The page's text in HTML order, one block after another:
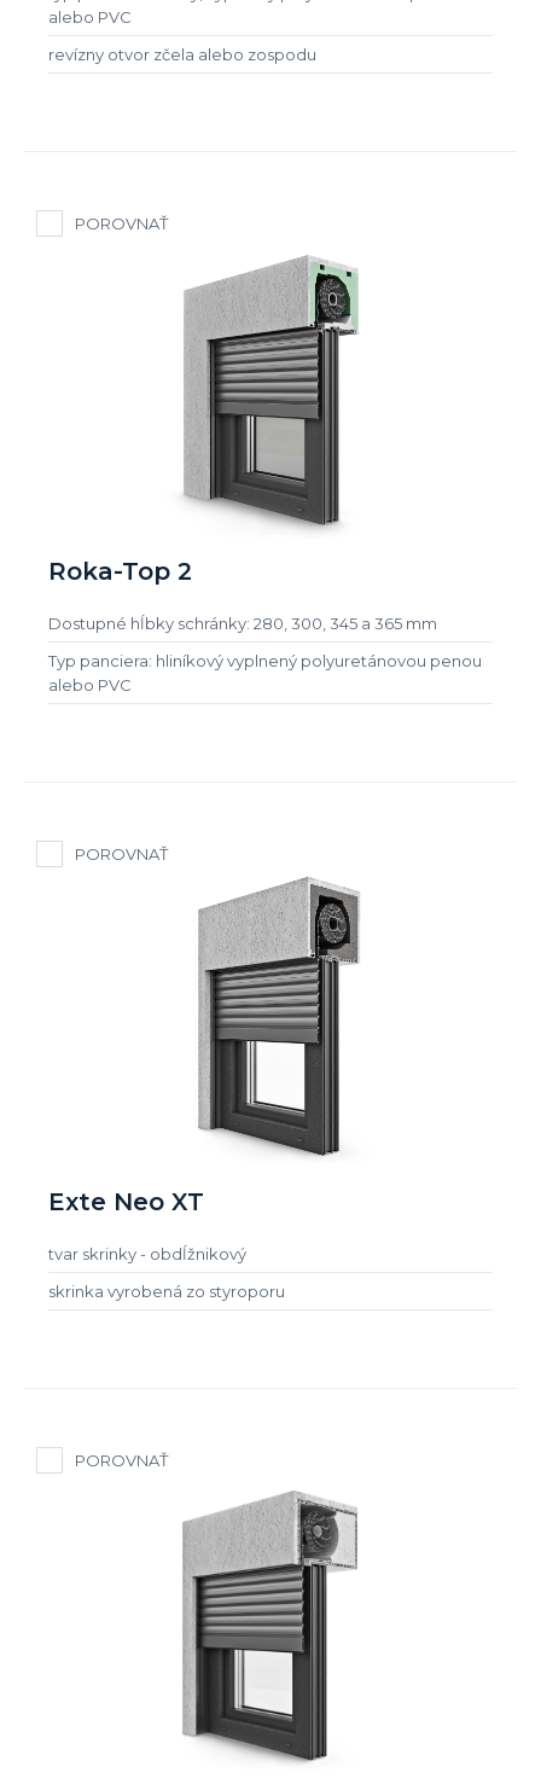
alebo PVC
revízny otvor zčela alebo zospodu
POROVNAŤ
Roka-Top 2
Dostupné hĺbky schránky: 280, 300, 345 a 365 mm
Typ panciera: hliníkový vyplnený polyuretánovou penou
alebo PVC
POROVNAŤ
Exte Neo XT
tvar skrinky - obdĺžnikový
skrinka vyrobená zo styroporu
POROVNAŤ